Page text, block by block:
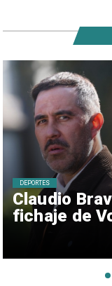
Claudio
fichaje de
DEPORTES